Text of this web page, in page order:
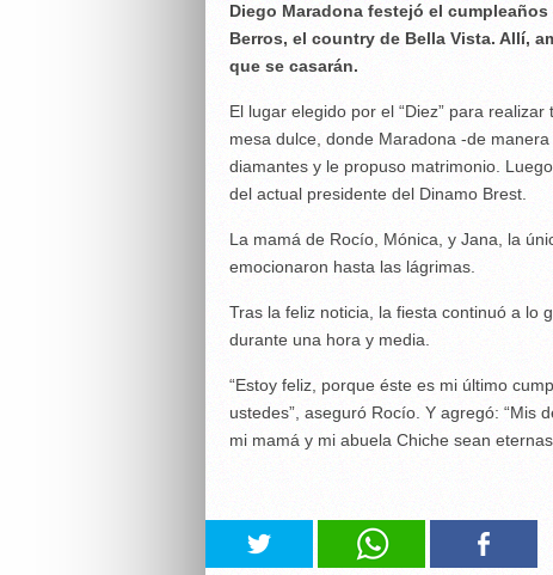
Diego Maradona festejó el
Berros, el country de Bella Vista. Allí,
que se casarán.
El lugar elegido por el “Diez” para
mesa dulce, donde Maradona -de
diamantes y le propuso matrimonio.
del actual presidente del Dinamo Brest.
La mamá de Rocío, Mónica, y Jana, la
emocionaron hasta las lágrimas.
Tras la feliz noticia, la fiesta continuó a lo
durante una hora y media.
“Estoy feliz, porque éste es mi último
ustedes”, aseguró Rocío. Y agregó: “Mis
mi mamá y mi abuela Chiche sean